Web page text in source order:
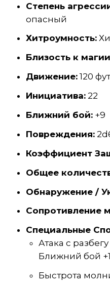
Степень
опасный
Хитроумность:
Близость к
Движение:120
Инициатива:22
Ближний бой:+9
Повреждения:
Коэффициент
Общее
Обнаружение /
Сопротивление
Специальные
Атака с
Ближний бой
Быстрота